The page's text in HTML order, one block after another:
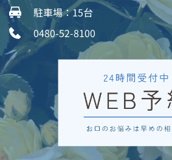
駐車場：15台
0480-52-8100